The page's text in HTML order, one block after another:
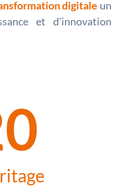
digitale un
et d'innovation